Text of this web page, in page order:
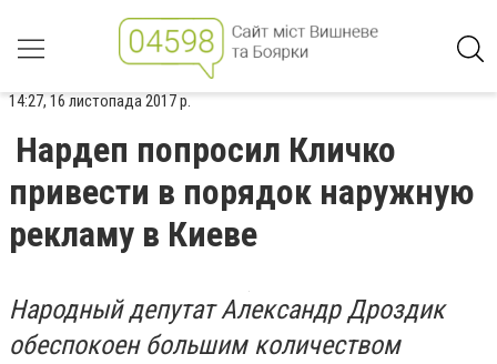
14:27, 16 листопада 2017 р.
Нардеп попросил Кличко
привести в порядок наружную
рекламу в Киеве
Народный депутат Александр Дроздик
обеспокоен большим количеством